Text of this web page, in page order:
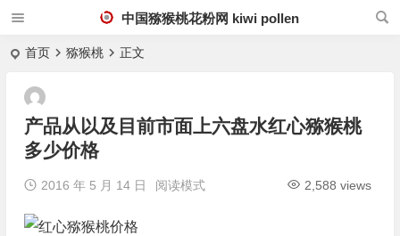
中国猕猴桃花粉网 kiwi pollen
首页 猕猴桃 正文
产品从以及目前市面上六盘水红心猕猴桃
多少价格
2016 年 5 月 14 日 2,588 views
阅读模式